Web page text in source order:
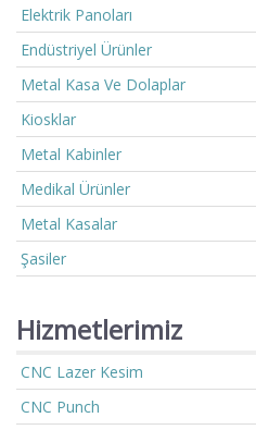
Elektrik Panoları
Endüstriyel Ürünler
Metal Kasa Ve Dolaplar
Kiosklar
Metal Kabinler
Medikal Ürünler
Metal Kasalar
Şasiler
Hizmetlerimiz
CNC Lazer Kesim
CNC Punch